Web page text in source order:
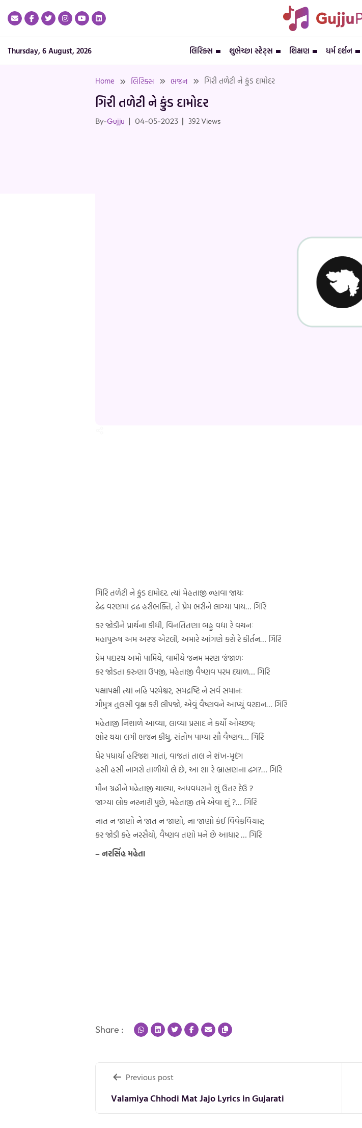
Thursday, 6 August, 2026 લિરિક્સ શુભેચ્છા સ્ટેટ્સ શિક્ષણ ધર્મ દર્શન
Home લિરિક્સ ભજન ગિરી તળેટી ને કુંડ દામોદર
ગિરી તળેટી ને કુંડ દામોદર
By-Gujju 04-05-2023 392Views
ગિરિ તળેટી ને કુંડ દામોદર. ત્યાં મેહતાજી ન્હાવા જાયઃ
ઢેઢ વરણમાં દ્રઢ હરીભક્તિ, તે પ્રેમ ભરીને લાગ્યા પાય… ગિરિ
કર જોડીને પ્રાર્થના કીધી, વિનતિતણા બહુ વદ્યા રે વચનઃ
મહાપુરુષ અમ અરજ એટલી, અમારે આંગણે કરો રે કીર્તન… ગિરિ
પ્રેમ પદારથ અમો પામિયે, વામીયે જનમ મરણ જંજાળઃ
કર જોડતા કરુણા ઉપજી, મહેતાજી વૈષ્ણવ પરમ દયાળ… ગિરિ
પક્ષાપક્ષી ત્યાં નહિં પરમેશ્વર, સમદ્રષ્ટિ ને સર્વ સમાનઃ
ગૌમુત્ર તુલસી વૃક્ષ કરી લીપજો, એવું વૈષ્ણવને આપ્યું વરદાન… ગિરિ
મહેતાજી નિશાળે આવ્યા, લાવ્યા પ્રસાદ ને કર્યો ઓચ્છવ;
ભોર થયા લગી ભજન કીધુ, સંતોષ પામ્યા સૌ વૈષ્ણવ… ગિરિ
ધેર પધાર્યા હરિજશ ગાતાં, વાજતાં તાલ ને શંખ-મૃદંગ
હસી હસી નાગરો તાળીયો લે છે, આ શા રે બ્રાહ્મણના ઢંગ?… ગિરિ
મૌન ગ્રહીને મહેતાજી ચાલ્યા, અધવધરાને શું ઉત્તર દેઉ ?
જાગ્યા લોક નરનારી પુછે, મહેતાજી તમે એવા શું ?… ગિરિ
નાત ન જાણો ને જાત ન જાણો, ના જાણો કંઈ વિવેકવિચાર;
કર જોડી કહે નરસૈયો, વૈષ્ણવ તણો મને છે આધાર … ગિરિ
– નરસિંહ મહેતા
Share :
Post
navigation
Previous post
Valamiya Chhodi Mat Jajo Lyrics in Gujarati